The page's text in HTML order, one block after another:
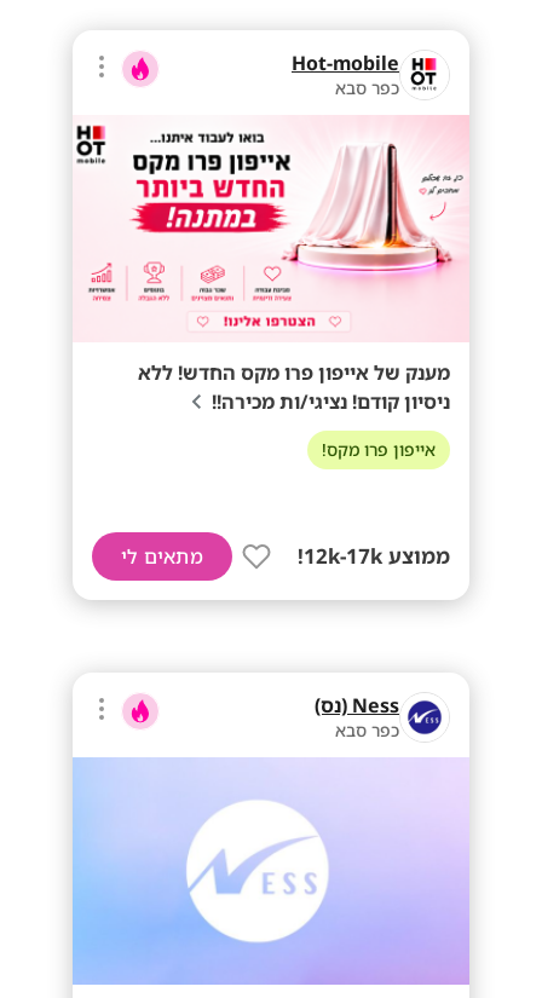
Hot-mobile
כפר סבא
מענק של אייפון פרו מקס החדש! ללא
ניסיון קודם! נציגי/ות מכירה!!
אייפון פרו מקס!
ממוצע 12k-17k! מתאים לי
Ness (נס)
כפר סבא